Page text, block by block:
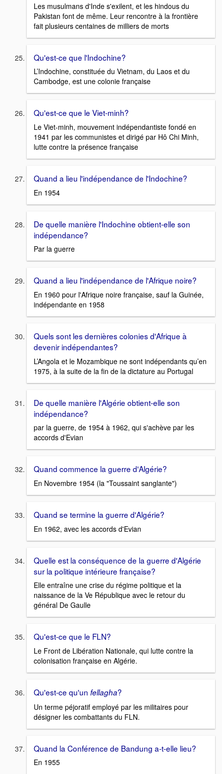
Les musulmans d'Inde s'exilent, et les hindous du
Pakistan font de même. Leur rencontre à la frontière
fait plusieurs centaines de milliers de morts
Qu'est-ce que l'Indochine?
L’Indochine, constituée du Vietnam, du Laos et du
Cambodge, est une colonie française
Qu'est-ce que le Viet-minh?
Le Viet-minh, mouvement indépendantiste fondé en
1941 par les communistes et dirigé par Hô Chi Minh,
lutte contre la présence française
Quand a lieu l'indépendance de l'Indochine?
En 1954
De quelle manière l'Indochine obtient-elle son
indépendance?
Par la guerre
Quand a lieu l'indépendance de l'Afrique noire?
En 1960 pour l'Afrique noire française, sauf la Guinée,
indépendante en 1958
Quels sont les dernières colonies d'Afrique à
devenir indépendantes?
L’Angola et le Mozambique ne sont indépendants qu’en
1975, à la suite de la fin de la dictature au Portugal
De quelle manière l'Algérie obtient-elle son
indépendance?
par la guerre, de 1954 à 1962, qui s'achève par les
accords d'Evian
Quand commence la guerre d'Algérie?
En Novembre 1954 (la "Toussaint sanglante")
Quand se termine la guerre d'Algérie?
En 1962, avec les accords d'Evian
Quelle est la conséquence de la guerre d'Algérie
sur la politique intérieure française?
Elle entraîne une crise du régime politique et la
naissance de la Ve République avec le retour du
général De Gaulle
Qu'est-ce que le FLN?
Le Front de Libération Nationale, qui lutte contre la
colonisation française en Algérie.
Qu'est-ce qu'un fellagha?
Un terme péjoratif employé par les militaires pour
désigner les combattants du FLN.
Quand la Conférence de Bandung a-t-elle lieu?
En 1955